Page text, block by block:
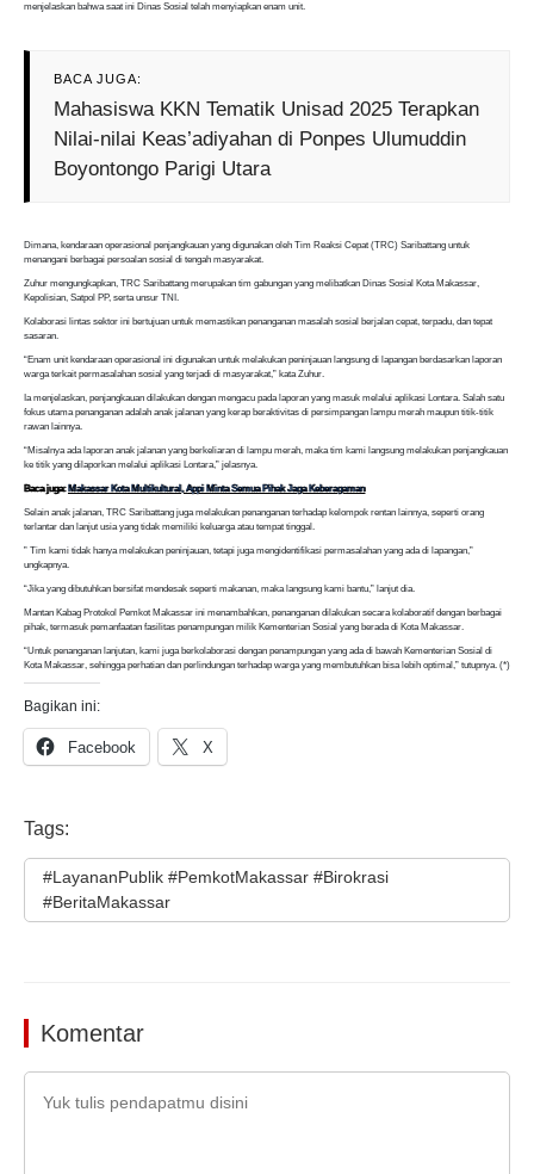
menjelaskan bahwa saat ini Dinas Sosial telah menyiapkan enam unit.
BACA JUGA:
Mahasiswa KKN Tematik Unisad 2025 Terapkan
Nilai-nilai Keas’adiyahan di Ponpes Ulumuddin
Boyontongo Parigi Utara
Dimana, kendaraan operasional penjangkauan yang digunakan oleh Tim Reaksi Cepat (TRC) Saribattang untuk
menangani berbagai persoalan sosial di tengah masyarakat.
Zuhur mengungkapkan, TRC Saribattang merupakan tim gabungan yang melibatkan Dinas Sosial Kota Makassar,
Kepolisian, Satpol PP, serta unsur TNI.
Kolaborasi lintas sektor ini bertujuan untuk memastikan penanganan masalah sosial berjalan cepat, terpadu, dan tepat
sasaran.
“Enam unit kendaraan operasional ini digunakan untuk melakukan peninjauan langsung di lapangan berdasarkan laporan
warga terkait permasalahan sosial yang terjadi di masyarakat,” kata Zuhur.
Ia menjelaskan, penjangkauan dilakukan dengan mengacu pada laporan yang masuk melalui aplikasi Lontara. Salah satu
fokus utama penanganan adalah anak jalanan yang kerap beraktivitas di persimpangan lampu merah maupun titik-titik
rawan lainnya.
“Misalnya ada laporan anak jalanan yang berkeliaran di lampu merah, maka tim kami langsung melakukan penjangkauan
ke titik yang dilaporkan melalui aplikasi Lontara,” jelasnya.
Baca juga: Makassar Kota Multikultural, Appi Minta Semua Pihak Jaga Keberagaman
Selain anak jalanan, TRC Saribattang juga melakukan penanganan terhadap kelompok rentan lainnya, seperti orang
terlantar dan lanjut usia yang tidak memiliki keluarga atau tempat tinggal.
” Tim kami tidak hanya melakukan peninjauan, tetapi juga mengidentifikasi permasalahan yang ada di lapangan,”
ungkapnya.
“Jika yang dibutuhkan bersifat mendesak seperti makanan, maka langsung kami bantu,” lanjut dia.
Mantan Kabag Protokol Pemkot Makassar ini menambahkan, penanganan dilakukan secara kolaboratif dengan berbagai
pihak, termasuk pemanfaatan fasilitas penampungan milik Kementerian Sosial yang berada di Kota Makassar.
“Untuk penanganan lanjutan, kami juga berkolaborasi dengan penampungan yang ada di bawah Kementerian Sosial di
Kota Makassar, sehingga perhatian dan perlindungan terhadap warga yang membutuhkan bisa lebih optimal,” tutupnya. (*)
Bagikan ini:
Facebook X
Tags:
#LayananPublik #PemkotMakassar #Birokrasi
#BeritaMakassar
Komentar